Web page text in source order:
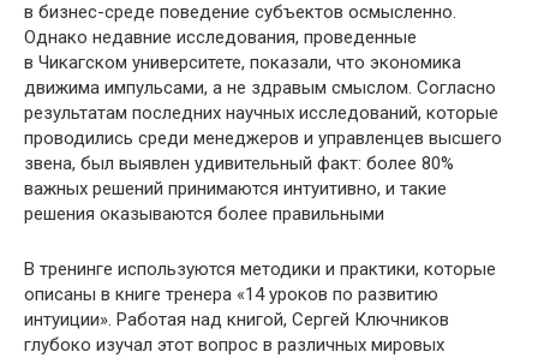
в бизнес-среде поведение субъектов осмысленно.
Однако недавние исследования, проведенные
в Чикагском университете, показали, что экономика
движима импульсами, а не здравым смыслом. Согласно
результатам последних научных исследований, которые
проводились среди менеджеров и управленцев высшего
звена, был выявлен удивительный факт: более 80%
важных решений принимаются интуитивно, и такие
решения оказываются более правильными
В тренинге используются методики и практики, которые
описаны в книге тренера «14 уроков по развитию
интуиции». Работая над книгой, Сергей Ключников
глубоко изучал этот вопрос в различных мировых